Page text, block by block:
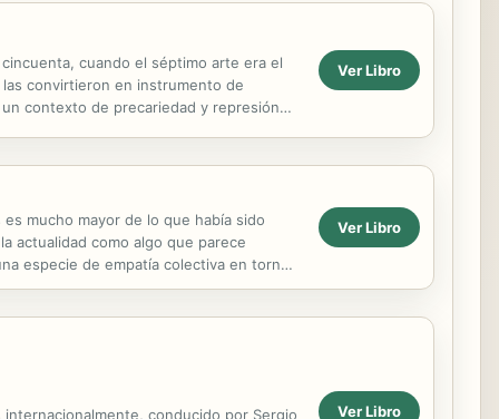
cuando el séptimo arte era el
convirtieron en instrumento de
contexto de precariedad y represión
Ver Libro
mucho mayor de lo que había sido
actualidad como algo que parece
especie de empatía colectiva en torno
el...
Ver Libro
conducido por Sergio
Ver Libro